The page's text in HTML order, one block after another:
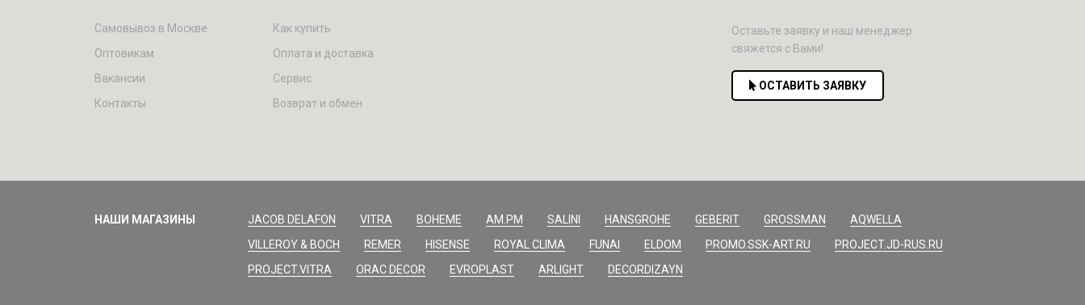
Самовывоз в Москве
Оптовикам
Вакансии
Контакты
Как купить
Оплата и доставка
Сервис
Возврат и обмен
Оставьте заявку и наш менеджер
свяжется с Вами!
ОСТАВИТЬ ЗАЯВКУ
НАШИ МАГАЗИНЫ JACOB DELAFON VITRA BOHEME AM.PM SALINI HANSGROHE GEBERIT GROSSMAN
AQWELLA
VILLEROY & BOCH
REMER HISENSE ROYAL CLIMA FUNAI ELDOM PROMO.SSK-ART.RU
PROJECT.JD-RUS.RU
PROJECT.VITRA
ORAC DECOR EVROPLAST ARLIGHT DECORDIZAYN